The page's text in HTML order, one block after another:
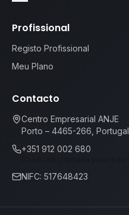
Profissional
Registo Profissional
Meu Plano
Contacto
Centro Empresarial ANJE
Porto – 4465-266, Portugal
+351 912 002 680
NIFC: 517648423